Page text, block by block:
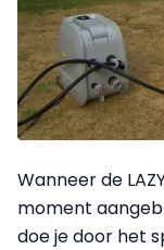
Wanneer de
moment
doe je door het